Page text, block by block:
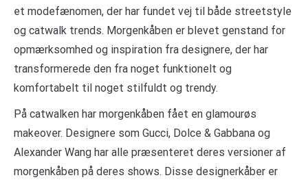
et modefænomen, der har fundet vej til både streetstyle
og catwalk trends. Morgenkåben er blevet genstand for
opmærksomhed og inspiration fra designere, der har
transformerede den fra noget funktionelt og
komfortabelt til noget stilfuldt og trendy.
På catwalken har morgenkåben fået en glamourøs
makeover. Designere som Gucci, Dolce & Gabbana og
Alexander Wang har alle præsenteret deres versioner af
morgenkåben på deres shows. Disse designerkåber er